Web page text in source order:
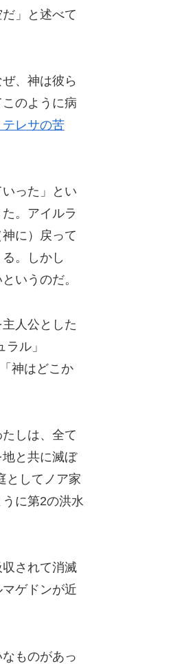
」と述べて
、神は彼ら
のように病
レサの苦
った」とい
。アイルラ
に）戻って
。しかし
いうのだ。
人公とした
ル」
神はどこか
しは、全て
と共に滅ぼ
としてノア家
に第2の洪水
されて消滅
ゲドンが近
ものがあっ